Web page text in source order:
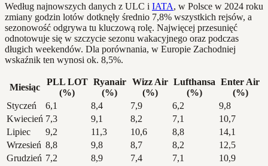
Według najnowszych danych z ULC i IATA, w Polsce w 2024 roku
zmiany godzin lotów dotknęły średnio 7,8% wszystkich rejsów, a
sezonowość odgrywa tu kluczową rolę. Najwięcej przesunięć
odnotowuje się w szczycie sezonu wakacyjnego oraz podczas
długich weekendów. Dla porównania, w Europie Zachodniej
wskaźnik ten wynosi ok. 8,5%.
Miesiąc
PLL LOT
(%)
Ryanair
(%)
Wizz Air
(%)
Lufthansa
(%)
Enter Air
(%)
Styczeń
6,1 8,4 7,9 6,2
9,8
Kwiecień 7,3 9,1 8,2 7,1
10,7
Lipiec
9,2 11,3 10,6 8,8
14,1
Wrzesień 8,8 9,8 8,7 8,2
12,5
Grudzień 7,2 8,9 7,4 7,1 10,9